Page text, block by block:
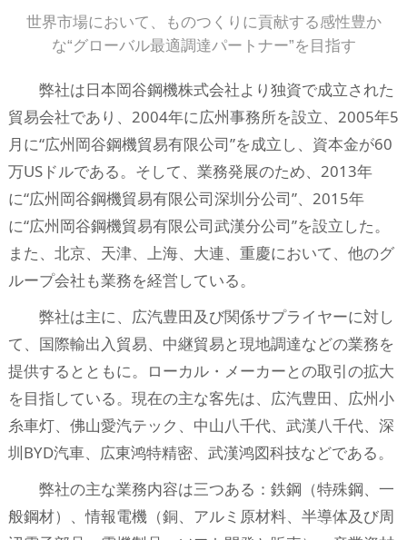
世界市場において、ものつくりに貢献する感性豊か
な“グローバル最適調達パートナー”を目指す
弊社は日本岡谷鋼機株式会社より独資で成立された
貿易会社であり、2004年に広州事務所を設立、2005年5
月に“広州岡谷鋼機貿易有限公司”を成立し、資本金が60
万USドルである。そして、業務発展のため、2013年
に“広州岡谷鋼機貿易有限公司深圳分公司”、2015年
に“広州岡谷鋼機貿易有限公司武漢分公司”を設立した。
また、北京、天津、上海、大連、重慶において、他のグ
ループ会社も業務を経営している。
弊社は主に、広汽豊田及び関係サプライヤーに対し
て、国際輸出入貿易、中継貿易と現地調達などの業務を
提供するとともに。ローカル・メーカーとの取引の拡大
を目指している。現在の主な客先は、広汽豊田、広州小
糸車灯、佛山愛汽テック、中山八千代、武漢八千代、深
圳BYD汽車、広東鸿特精密、武漢鸿図科技などである。
弊社の主な業務内容は三つある：鉄鋼（特殊鋼、一
般鋼材）、情報電機（銅、アルミ原材料、半導体及び周